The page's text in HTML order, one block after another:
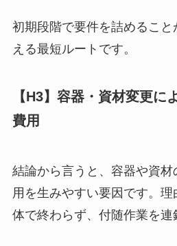
初期段階で要件を詰めるこ
える最短ルートです。
【H3】容器・資材変更に
費用
結論から言うと、容器や資
用を生みやすい要因です。
体で終わらず、付随作業を連